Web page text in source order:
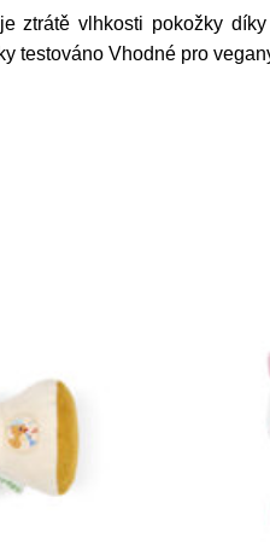
ztrátě vlhkosti pokožky
testováno Vhodné pro